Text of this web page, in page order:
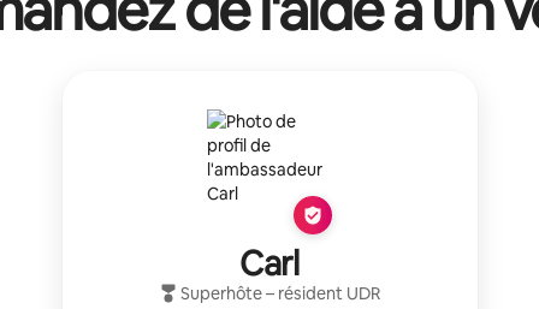
Carl
Superhôte– résident UDR